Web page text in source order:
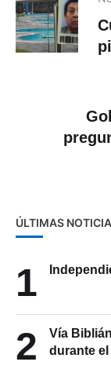
ÚLTIMAS
1
2
Vía
durante